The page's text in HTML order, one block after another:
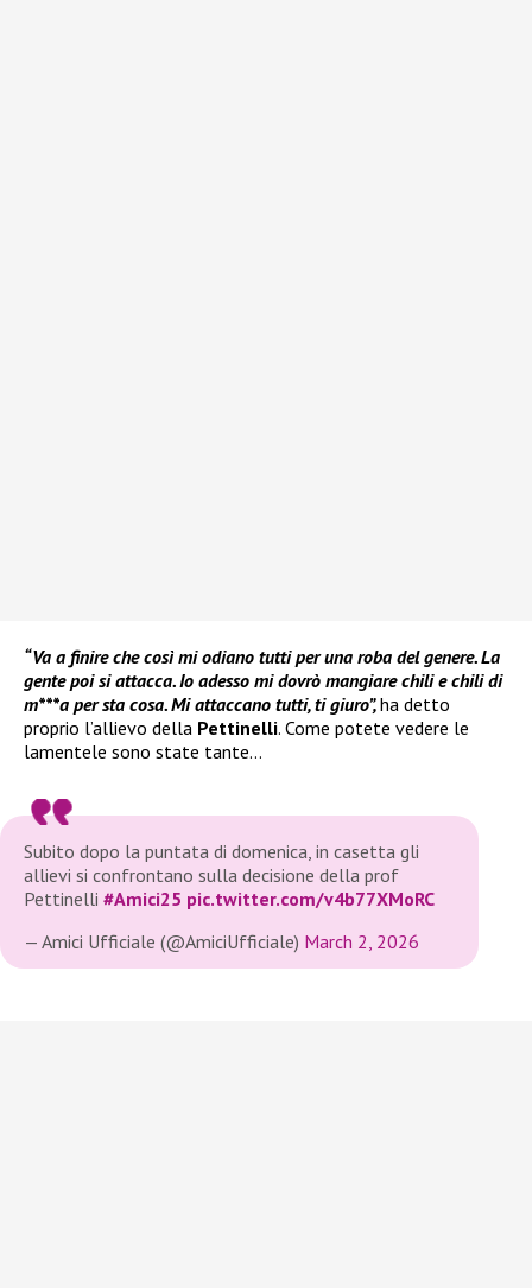
“Va a finire che così mi odiano tutti per una roba del genere. La
gente poi si attacca. Io adesso mi dovrò mangiare chili e chili di
m***a per sta cosa. Mi attaccano tutti, ti giuro”,ha detto
proprio l’allievo della Pettinelli. Come potete vedere le
lamentele sono state tante…
Subito dopo la puntata di domenica, in casetta gli
allievi si confrontano sulla decisione della prof
Pettinelli #Amici25 pic.twitter.com/v4b77XMoRC
— Amici Ufficiale (@AmiciUfficiale) March 2, 2026